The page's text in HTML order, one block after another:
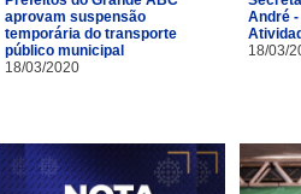
aprovam suspensão
temporária do transporte
público municipal
18/03/2020
André
18/03/